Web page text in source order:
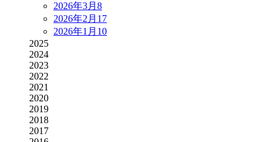
2026年3月 8
2026年2月 17
2026年1月 10
2025
2024
2023
2022
2021
2020
2019
2018
2017